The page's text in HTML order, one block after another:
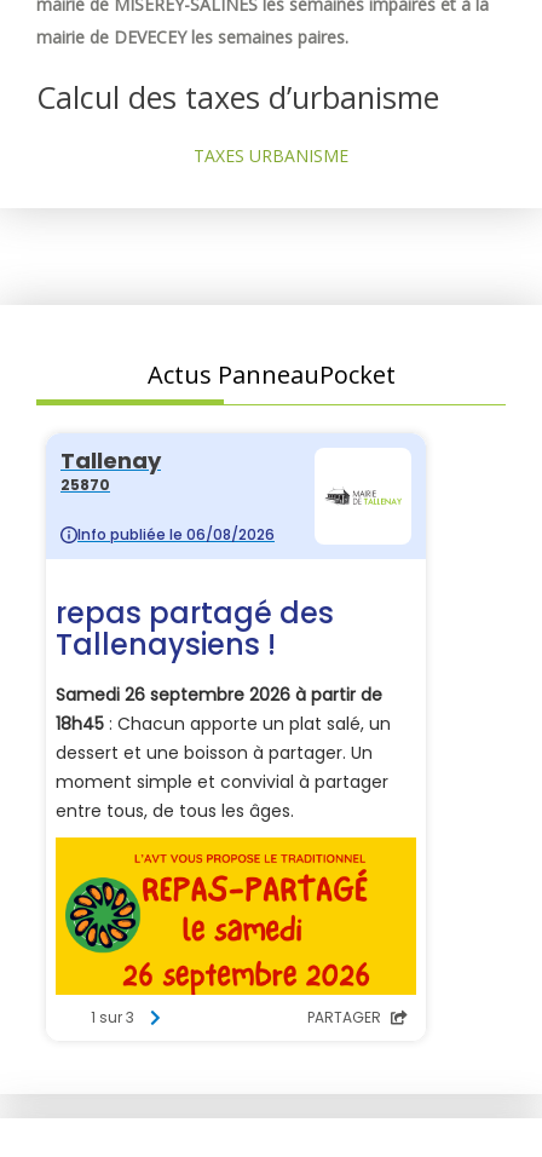
mairie de DEVECEY les semaines paires.
Calcul des taxes d’urbanisme
TAXES URBANISME
Actus PanneauPocket